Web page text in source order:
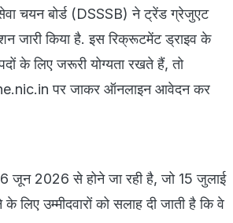
चयन बोर्ड (DSSSB) ने ट्रेंड ग्रेजुएट
जारी किया है. इस रिक्रूटमेंट ड्राइव के
के लिए जरूरी योग्यता रखते हैं, तो
पर जाकर ऑनलाइन आवेदन कर
जून 2026 से होने जा रही है, जो 15 जुलाई
उम्मीदवारों को सलाह दी जाती है कि वे